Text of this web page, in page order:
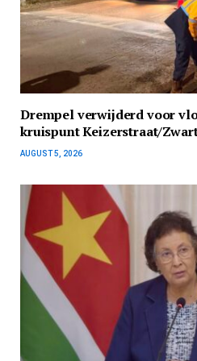
Drempel verwijderd voor
kruispunt Keizerstraat/
AUGUST 5, 2026